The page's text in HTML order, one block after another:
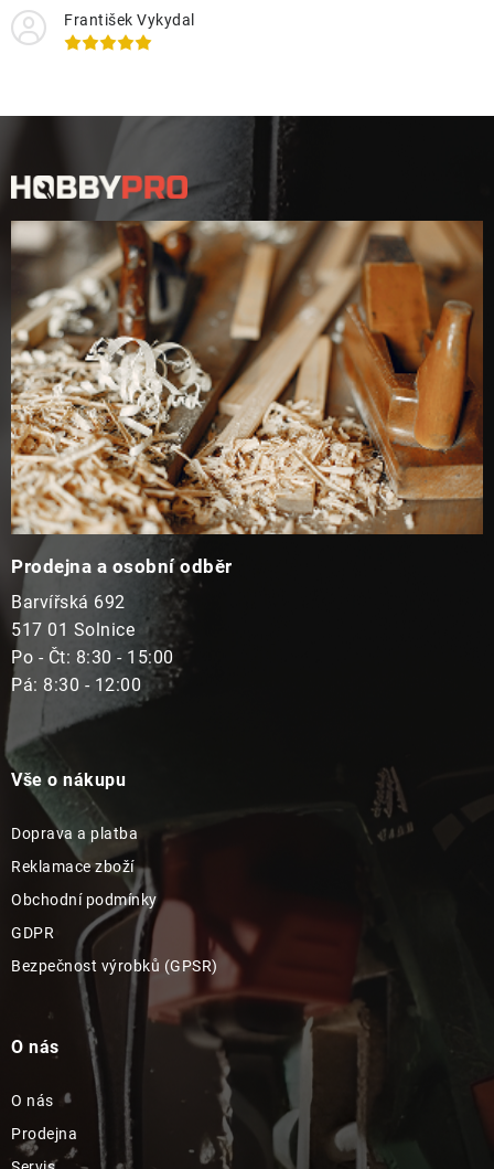
František Vykydal
p
a
Prodejna a osobní odběr
Barvířská 692
517 01 Solnice
Po - Čt: 8:30 - 15:00
Pá: 8:30 - 12:00
Vše o nákupu
Doprava a platba
Reklamace zboží
Obchodní podmínky
GDPR
Bezpečnost výrobků (GPSR)
O nás
O nás
Prodejna